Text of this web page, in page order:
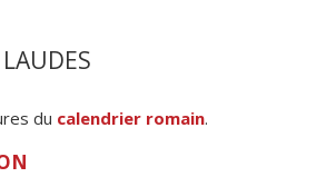
du calendrier romain.